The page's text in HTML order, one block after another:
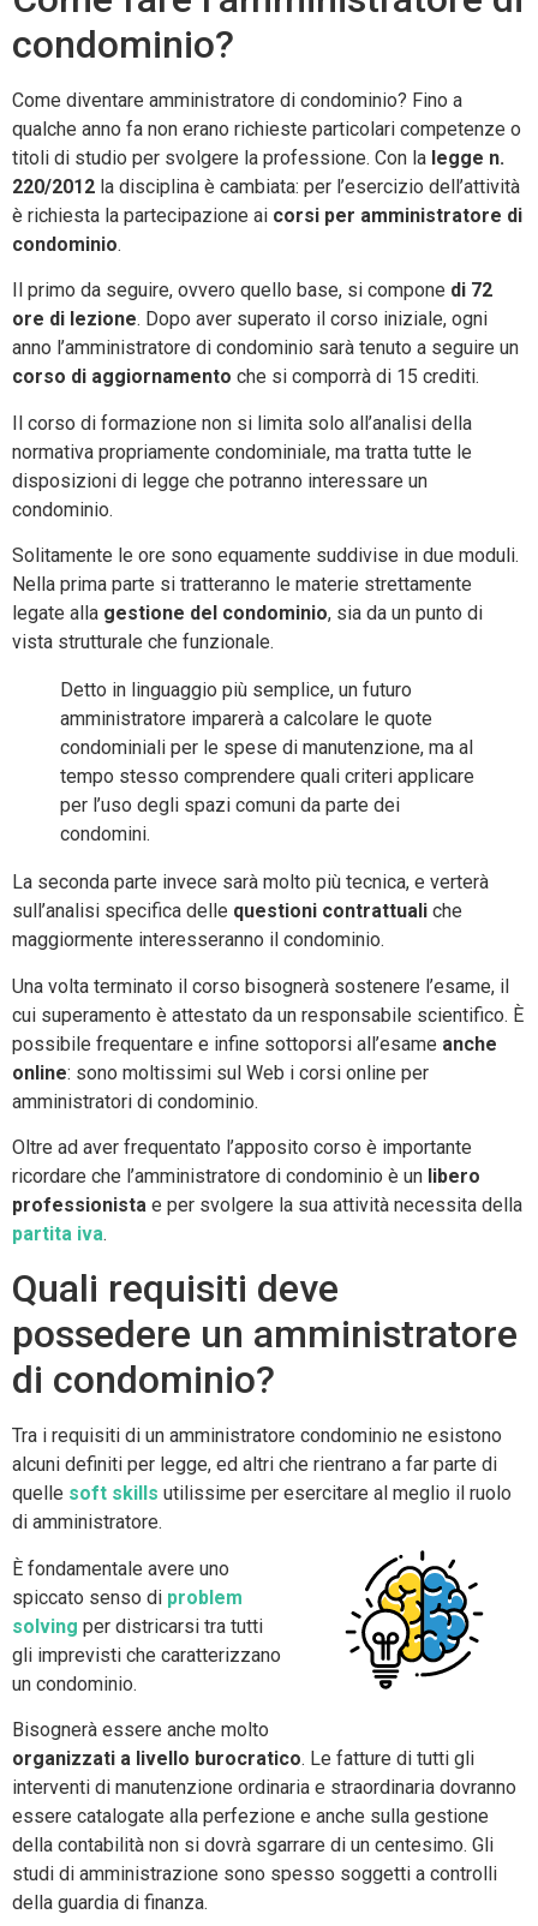
condominio?
Come diventare amministratore di condominio? Fino a
qualche anno fa non erano richieste particolari competenze o
titoli di studio per svolgere la professione. Con la legge n.
220/2012 la disciplina è cambiata: per l’esercizio dell’attività
è richiesta la partecipazione ai corsi per amministratore di
condominio.
Il primo da seguire, ovvero quello base, si compone di 72
ore di lezione. Dopo aver superato il corso iniziale, ogni
anno l’amministratore di condominio sarà tenuto a seguire un
corso di aggiornamento che si comporrà di 15 crediti.
Il corso di formazione non si limita solo all’analisi della
normativa propriamente condominiale, ma tratta tutte le
disposizioni di legge che potranno interessare un
condominio.
Solitamente le ore sono equamente suddivise in due moduli.
Nella prima parte si tratteranno le materie strettamente
legate alla gestione del condominio, sia da un punto di
vista strutturale che funzionale.
Detto in linguaggio più semplice, un futuro
amministratore imparerà a calcolare le quote
condominiali per le spese di manutenzione, ma al
tempo stesso comprendere quali criteri applicare
per l’uso degli spazi comuni da parte dei
condomini.
La seconda parte invece sarà molto più tecnica, e verterà
sull’analisi specifica delle questioni contrattuali che
maggiormente interesseranno il condominio.
Una volta terminato il corso bisognerà sostenere l’esame, il
cui superamento è attestato da un responsabile scientifico. È
possibile frequentare e infine sottoporsi all’esame anche
online: sono moltissimi sul Web i corsi online per
amministratori di condominio.
Oltre ad aver frequentato l’apposito corso è importante
ricordare che l’amministratore di condominio è un libero
professionista e per svolgere la sua attività necessita della
partita iva.
Quali requisiti deve
possedere un amministratore
di condominio?
Tra i requisiti di un amministratore condominio ne esistono
alcuni definiti per legge, ed altri che rientrano a far parte di
quelle soft skills utilissime per esercitare al meglio il ruolo
di amministratore.
È fondamentale avere uno
spiccato senso di problem
solving per districarsi tra tutti
gli imprevisti che caratterizzano
un condominio.
Bisognerà essere anche molto
organizzati a livello burocratico. Le fatture di tutti gli
interventi di manutenzione ordinaria e straordinaria dovranno
essere catalogate alla perfezione e anche sulla gestione
della contabilità non si dovrà sgarrare di un centesimo. Gli
studi di amministrazione sono spesso soggetti a controlli
della guardia di finanza.